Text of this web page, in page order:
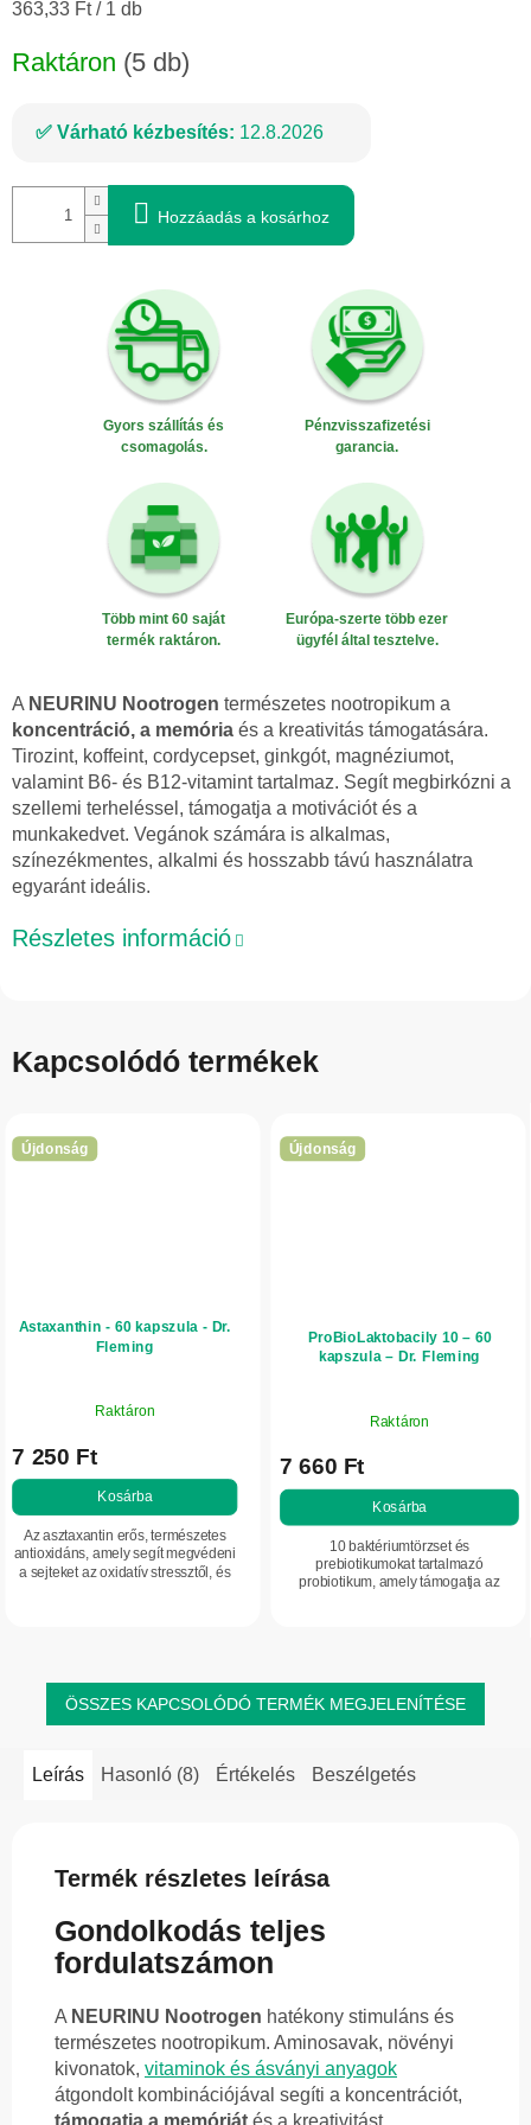
Egységár:
363,33 Ft / 1 db
Raktáron (5 db)
Várható kézbesítés: 12.8.2026
Hozzáadás a kosárhoz
Gyors szállítás és
csomagolás.
Pénzvisszafizetési
garancia.
Több mint 60 saját
termék raktáron.
Európa-szerte több ezer
ügyfél által tesztelve.
A NEURINU Nootrogen természetes nootropikum a
koncentráció, a memória és a kreativitás támogatására.
Tirozint, koffeint, cordycepset, ginkgót, magnéziumot,
valamint B6- és B12-vitamint tartalmaz. Segít megbirkózni a
szellemi terheléssel, támogatja a motivációt és a
munkakedvet. Vegánok számára is alkalmas,
színezékmentes, alkalmi és hosszabb távú használatra
egyaránt ideális.
Részletes információ
Kapcsolódó termékek
Újdonság
Astaxanthin - 60 kapszula - Dr.
Fleming
Raktáron
7 250 Ft
Kosárba
Az asztaxantin erős, természetes
antioxidáns, amely segít megvédeni
a sejteket az oxidatív stressztől, és
Újdonság
ProBioLaktobacily 10 – 60
kapszula – Dr. Fleming
Raktáron
7 660 Ft
Kosárba
10 baktériumtörzset és
prebiotikumokat tartalmazó
probiotikum, amely támogatja az
ÖSSZES KAPCSOLÓDÓ TERMÉK MEGJELENÍTÉSE
Leírás Hasonló (8) Értékelés Beszélgetés
Termék részletes leírása
Gondolkodás teljes
fordulatszámon
A NEURINU Nootrogen hatékony stimuláns és
természetes nootropikum. Aminosavak, növényi
kivonatok, vitaminok és ásványi anyagok
átgondolt kombinációjával segíti a koncentrációt,
támogatja a memóriát és a kreativitást,